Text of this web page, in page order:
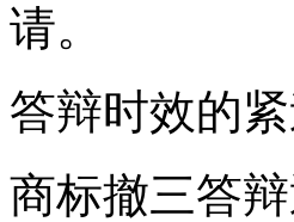
请。
答辩时效的紧
商标撤三答